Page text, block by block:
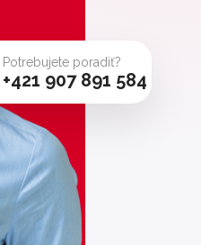
Potrebujete poradiť?
+421 907 891 584